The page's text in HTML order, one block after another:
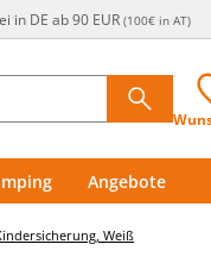
in DE ab 90 EUR (100€ in AT)
Angebote
Weiß